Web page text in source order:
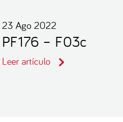
23 Ago 2022
PF176 – F03c
Leer artículo